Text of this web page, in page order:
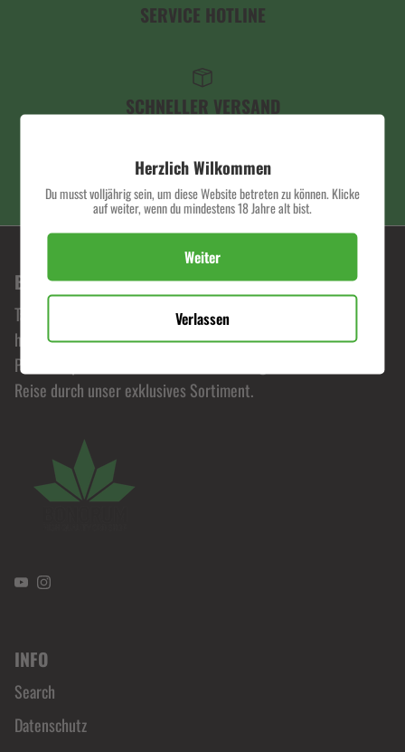
SERVICE HOTLINE
SCHNELLER VERSAND
PREMIUM QUALITÄT
BONORUM PREMIUM HEMP SHOP
Tauche ein in die Welt von Bonorum, wo Leidenschaft für
hochwertige Hanfprodukte zelebriert wird. Erlebe
Premiumqualität zu fairen Preisen und begib dich auf eine
Reise durch unser exklusives Sortiment.
YouTubeInstagram
INFO
Search
Datenschutz
Herzlich Wilkommen
Du musst volljährig sein, um diese Website betreten zu können. Klicke
auf weiter, wenn du mindestens 18 Jahre alt bist.
Weiter
Verlassen